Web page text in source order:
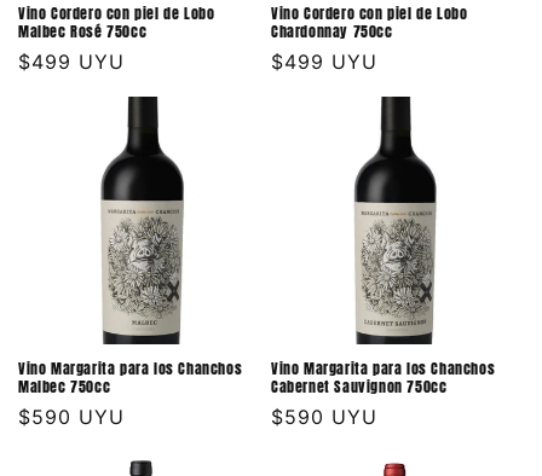
Vino Cordero con piel de Lobo
Malbec Rosé 750cc
Precio
$499 UYU
Vino Cordero con piel de Lobo
Chardonnay 750cc
Precio
$499 UYU
Vino Margarita para los Chanchos
Malbec 750cc
Precio
$590 UYU
Vino Margarita para los Chanchos
Cabernet Sauvignon 750cc
Precio
$590 UYU